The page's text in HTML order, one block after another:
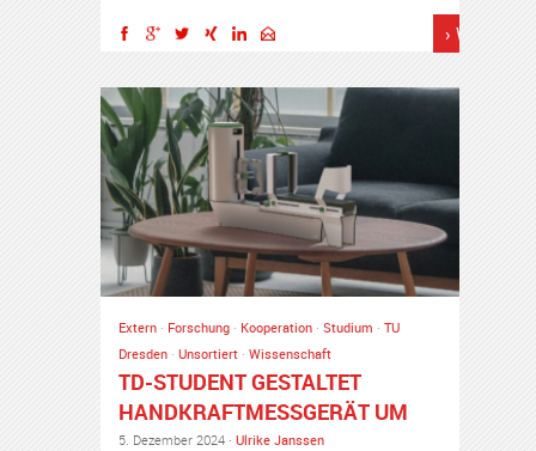
›
Extern · Forschung · Kooperation · Studium · TU
Dresden · Unsortiert · Wissenschaft
TD-STUDENT GESTALTET
HANDKRAFTMESSGERÄT UM
5. Dezember 2024 · Ulrike Janssen